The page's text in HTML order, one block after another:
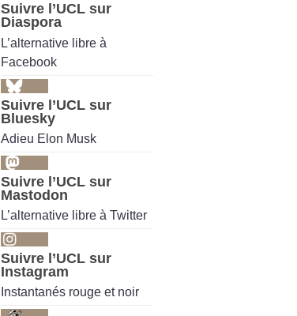
Suivre l’UCL sur
Diaspora
L’alternative libre à
Facebook
Suivre l’UCL sur
Bluesky
Adieu Elon Musk
Suivre l’UCL sur
Mastodon
L’alternative libre à Twitter
Suivre l’UCL sur
Instagram
Instantanés rouge et noir